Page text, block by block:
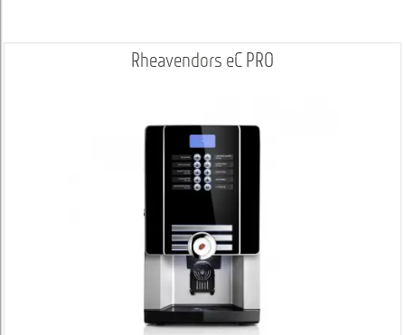
Rheavendors eC PRO